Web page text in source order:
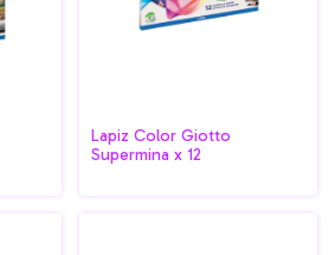
Lapiz Color Giotto
Supermina x 12